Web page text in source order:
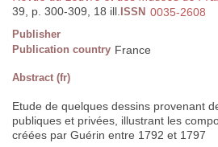
39, p. 300-309, 18 ill. ISSN 0035-2608
Publisher
Publication country France
Abstract (fr)
Etude de quelques dessins provenant
publiques et privées, illustrant les
créées par Guérin entre 1792 et 1797